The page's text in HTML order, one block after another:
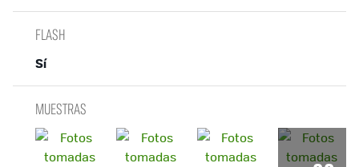
FLASH
Sí
MUESTRAS